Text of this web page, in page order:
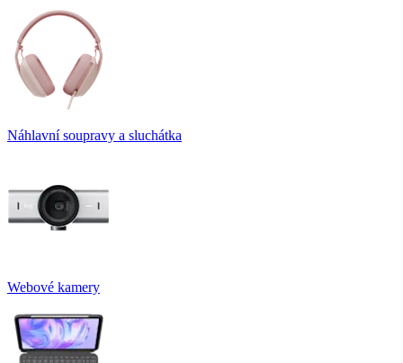
Náhlavní soupravy a sluchátka
Webové kamery